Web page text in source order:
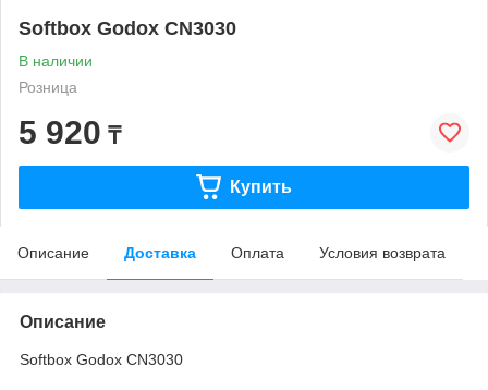
Softbox Godox CN3030
В наличии
Розница
5 920 ₸
Купить
Описание Доставка Оплата Условия возврата
Описание
Softbox Godox CN3030